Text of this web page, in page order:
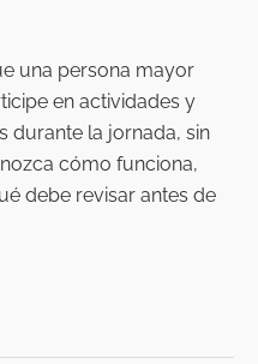
una persona mayor
en actividades y
durante la jornada, sin
cómo funciona,
debe revisar antes de